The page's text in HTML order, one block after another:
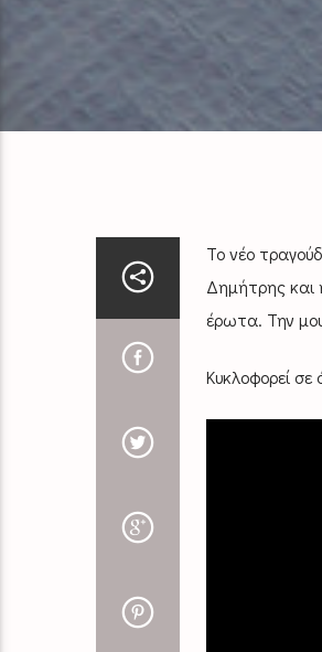
Το νέο
Δημήτρης και
έρωτα. Την
Κυκλοφορεί